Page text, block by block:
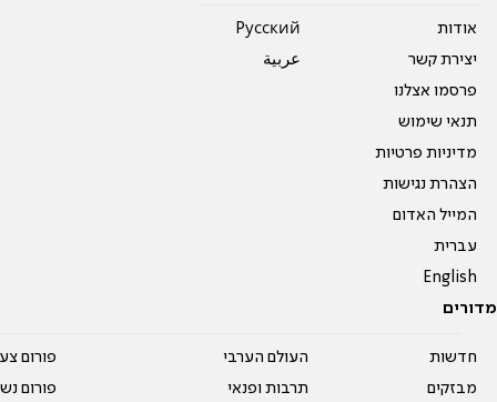
אודות
יצירת קשר
פרסמו אצלנו
תנאי שימוש
מדיניות פרטיות
הצהרת נגישות
המייל האדום
עברית
English
Pусский
عربية
מדורים
חדשות
מבזקים
העולם הערבי
תרבות ופנאי
פורום
פורום